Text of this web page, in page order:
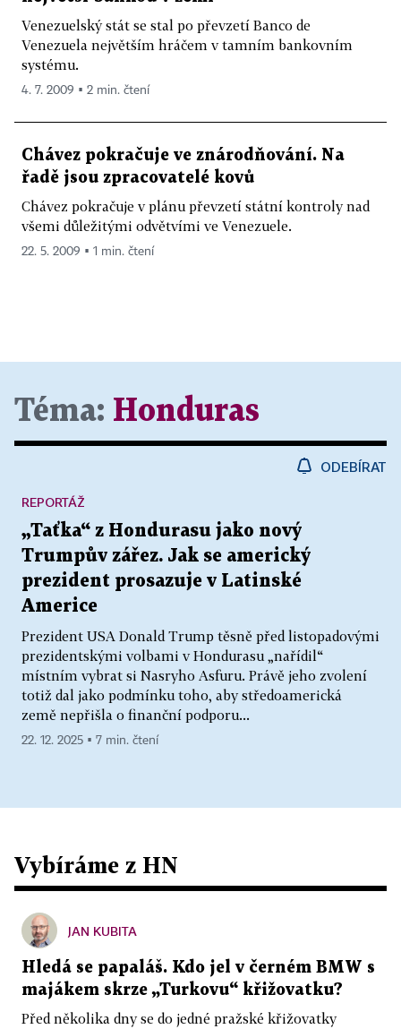
Venezuelský stát se stal po převzetí Banco de
Venezuela největším hráčem v tamním bankovním
systému.
4. 7. 2009 ▪ 2 min. čtení
Chávez pokračuje ve znárodňování. Na
řadě jsou zpracovatelé kovů
Chávez pokračuje v plánu převzetí státní kontroly nad
všemi důležitými odvětvími ve Venezuele.
22. 5. 2009 ▪ 1 min. čtení
Téma: Honduras
ODEBÍRAT
„Taťka“ z Hondurasu jako nový
Trumpův zářez. Jak se americký
prezident prosazuje v Latinské
Americe
Prezident USA Donald Trump těsně před listopadovými
prezidentskými volbami v Hondurasu „nařídil“
místním vybrat si Nasryho Asfuru. Právě jeho zvolení
totiž dal jako podmínku toho, aby středoamerická
země nepřišla o finanční podporu...
REPORTÁŽ
22. 12. 2025 ▪ 7 min. čtení
Vybíráme z HN
JAN KUBITA
Hledá se papaláš. Kdo jel v černém BMW s
majákem skrze „Turkovu“ křižovatku?
Před několika dny se do jedné pražské křižovatky